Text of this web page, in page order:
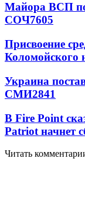
Майора ВСП
СОЧ7605
Присвоение
Коломойского
Украина
СМИ2841
В Fire Point
Patriot начнет
Читать